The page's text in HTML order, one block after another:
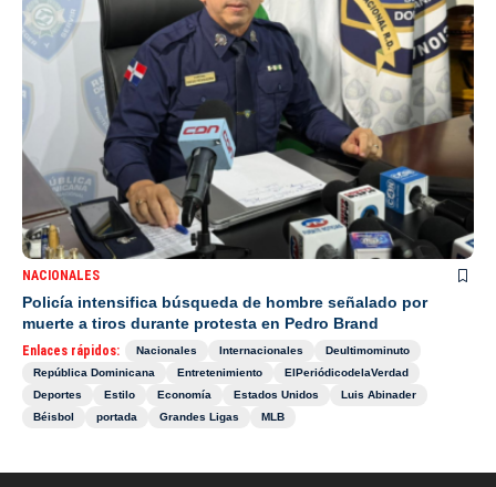
NACIONALES
Policía intensifica búsqueda de hombre señalado por
muerte a tiros durante protesta en Pedro Brand
Enlaces rápidos: Nacionales Internacionales
Deultimominuto
República Dominicana
Entretenimiento
ElPeriódicodelaVerdad
Deportes
Estilo Economía Estados Unidos
Luis Abinader
Béisbol
portada Grandes Ligas MLB